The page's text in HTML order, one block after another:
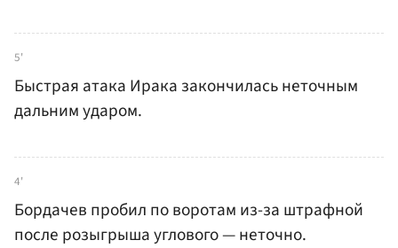
5'
Быстрая атака Ирака закончилась неточным
дальним ударом.
4'
Бордачев пробил по воротам из-за штрафной
после розыгрыша углового — неточно.